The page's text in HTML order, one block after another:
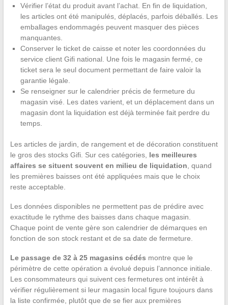
Vérifier l’état du produit avant l’achat. En fin de liquidation,
les articles ont été manipulés, déplacés, parfois déballés. Les
emballages endommagés peuvent masquer des pièces
manquantes.
Conserver le ticket de caisse et noter les coordonnées du
service client Gifi national. Une fois le magasin fermé, ce
ticket sera le seul document permettant de faire valoir la
garantie légale.
Se renseigner sur le calendrier précis de fermeture du
magasin visé. Les dates varient, et un déplacement dans un
magasin dont la liquidation est déjà terminée fait perdre du
temps.
Les articles de jardin, de rangement et de décoration constituent
le gros des stocks Gifi. Sur ces catégories, les meilleures
affaires se situent souvent en milieu de liquidation, quand
les premières baisses ont été appliquées mais que le choix
reste acceptable.
Les données disponibles ne permettent pas de prédire avec
exactitude le rythme des baisses dans chaque magasin.
Chaque point de vente gère son calendrier de démarques en
fonction de son stock restant et de sa date de fermeture.
Le passage de 32 à 25 magasins cédés montre que le
périmètre de cette opération a évolué depuis l’annonce initiale.
Les consommateurs qui suivent ces fermetures ont intérêt à
vérifier régulièrement si leur magasin local figure toujours dans
la liste confirmée, plutôt que de se fier aux premières